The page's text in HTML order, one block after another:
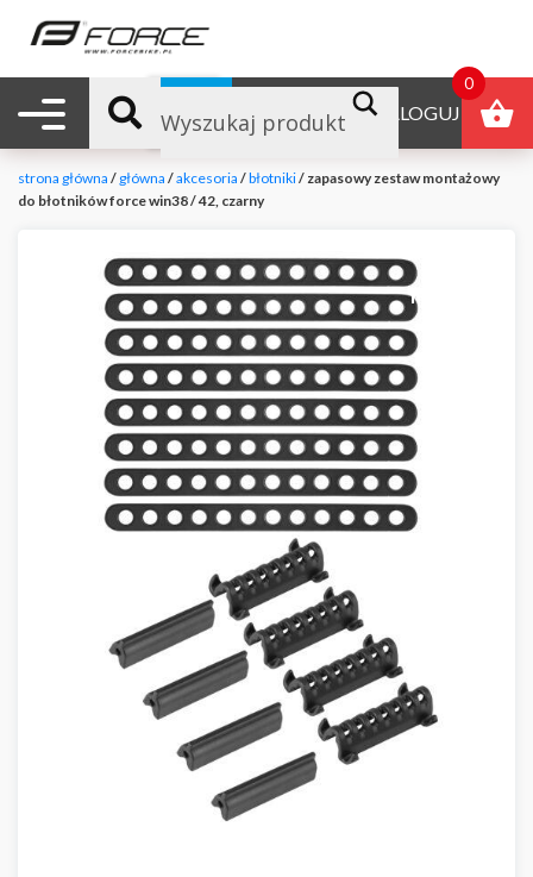
Nawigacja mobilna ZALOGUJ
B2B
strona główna / główna /akcesoria /błotniki/ zapasowy zestaw montażowy
do błotników force win38 / 42, czarny
null
0